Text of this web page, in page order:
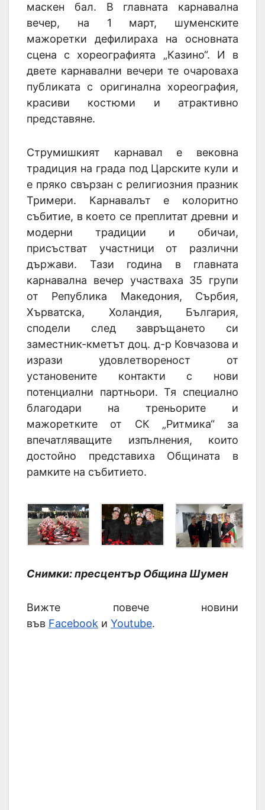
маскен бал. В главната карнавална
вечер, на 1 март, шуменските
мажоретки дефилираха на основната
сцена с хореографията „Казино“. И в
двете карнавални вечери те очароваха
публиката с оригинална хореография,
красиви костюми и атрактивно
представяне.
Струмишкият карнавал е вековна
традиция на града под Царските кули и
е пряко свързан с религиозния празник
Тримери. Карнавалът е колоритно
събитие, в което се преплитат древни и
модерни традиции и обичаи,
присъстват участници от различни
държави. Тази година в главната
карнавална вечер участваха 35 групи
от Република Македония, Сърбия,
Хърватска, Холандия, България,
сподели след завръщането си
заместник-кметът доц. д-р Ковчазова и
изрази удовлетвореност от
установените контакти с нови
потенциални партньори. Тя специално
благодари на треньорите и
мажоретките от СК „Ритмика“ за
впечатляващите изпълнения, които
достойно представиха Общината в
рамките на събитието.
Снимки: пресцентър Община Шумен
Вижте повече новини
във Facebook и Youtube.